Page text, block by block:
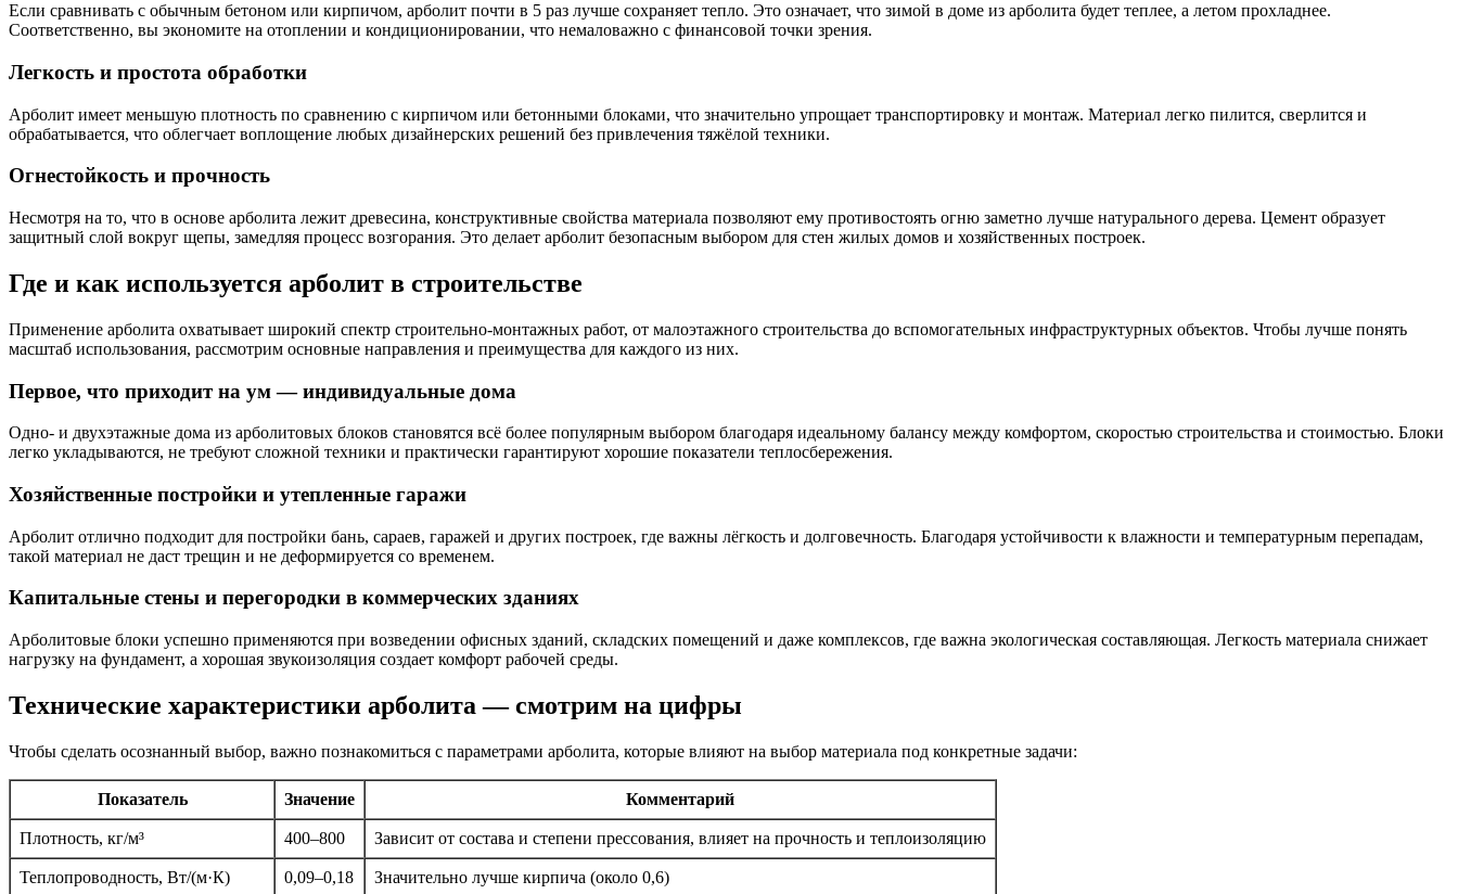
Если сравнивать с обычным бетоном или кирпичом, арболит почти в 5 раз лучше сохраняет тепло. Это означает, что зимой в доме из арболита будет теплее, а летом прохладнее.
Соответственно, вы экономите на отоплении и кондиционировании, что немаловажно с финансовой точки зрения.
Легкость и простота обработки
Арболит имеет меньшую плотность по сравнению с кирпичом или бетонными блоками, что значительно упрощает транспортировку и монтаж. Материал легко пилится, сверлится и
обрабатывается, что облегчает воплощение любых дизайнерских решений без привлечения тяжёлой техники.
Огнестойкость и прочность
Несмотря на то, что в основе арболита лежит древесина, конструктивные свойства материала позволяют ему противостоять огню заметно лучше натурального дерева. Цемент образует
защитный слой вокруг щепы, замедляя процесс возгорания. Это делает арболит безопасным выбором для стен жилых домов и хозяйственных построек.
Где и как используется арболит в строительстве
Применение арболита охватывает широкий спектр строительно-монтажных работ, от малоэтажного строительства до вспомогательных инфраструктурных объектов. Чтобы лучше понять
масштаб использования, рассмотрим основные направления и преимущества для каждого из них.
Первое, что приходит на ум — индивидуальные дома
Одно- и двухэтажные дома из арболитовых блоков становятся всё более популярным выбором благодаря идеальному балансу между комфортом, скоростью строительства и стоимостью. Блоки
легко укладываются, не требуют сложной техники и практически гарантируют хорошие показатели теплосбережения.
Хозяйственные постройки и утепленные гаражи
Арболит отлично подходит для постройки бань, сараев, гаражей и других построек, где важны лёгкость и долговечность. Благодаря устойчивости к влажности и температурным перепадам,
такой материал не даст трещин и не деформируется со временем.
Капитальные стены и перегородки в коммерческих зданиях
Арболитовые блоки успешно применяются при возведении офисных зданий, складских помещений и даже комплексов, где важна экологическая составляющая. Легкость материала снижает
нагрузку на фундамент, а хорошая звукоизоляция создает комфорт рабочей среды.
Технические характеристики арболита — смотрим на цифры
Чтобы сделать осознанный выбор, важно познакомиться с параметрами арболита, которые влияют на выбор материала под конкретные задачи:
Показатель Значение Комментарий
Плотность, кг/м³ 400–800 Зависит от состава и степени прессования, влияет на прочность и теплоизоляцию
Теплопроводность, Вт/(м·К) 0,09–0,18 Значительно лучше кирпича (около 0,6)